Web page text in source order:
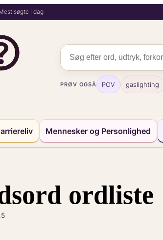
søgte i dag
PRØV OGSÅ POV gaslighting
Mennesker og Personlighed
ordliste